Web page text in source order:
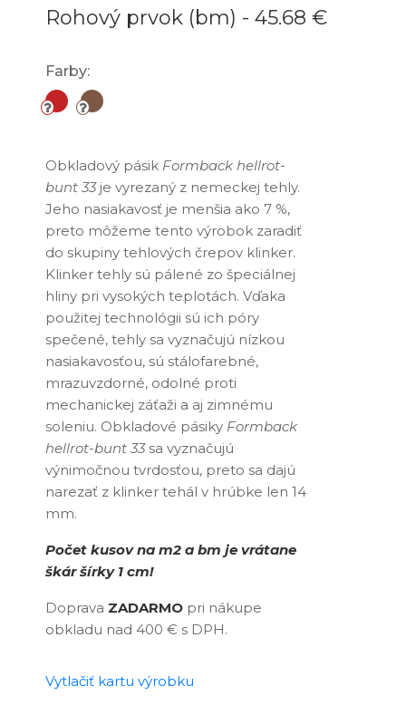
Rohový prvok (bm) - 45.68 €
Farby:
Obkladový pásik Formback hellrot-
bunt 33je vyrezaný z nemeckej tehly.
Jeho nasiakavosť je menšia ako 7 %,
preto môžeme tento výrobok zaradiť
do skupiny tehlových črepov klinker.
Klinker tehly sú pálené zo špeciálnej
hliny pri vysokých teplotách. Vďaka
použitej technológii sú ich póry
spečené, tehly sa vyznačujú nízkou
nasiakavosťou, sú stálofarebné,
mrazuvzdorné, odolné proti
mechanickej záťaži a aj zimnému
soleniu. Obkladové pásiky Formback
hellrot-bunt 33sa vyznačujú
výnimočnou tvrdosťou, preto sa dajú
narezať z klinker tehál v hrúbke len 14
mm.
Počet kusov na m2 a bm je vrátane
škár šírky 1 cm!
Doprava ZADARMO pri nákupe
obkladu nad 400 € s DPH.
Vytlačiť kartu výrobku